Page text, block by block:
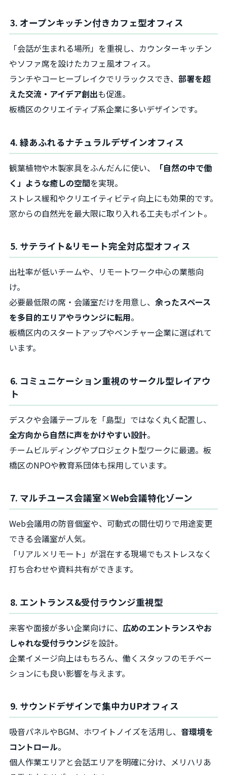
3. オープンキッチン付きカフェ型オフィス
「会話が生まれる場所」を重視し、カウンターキッチン
やソファ席を設けたカフェ風オフィス。
ランチやコーヒーブレイクでリラックスでき、 部署を超
えた交流・アイデア創出も促進。
板橋区のクリエイティブ系企業に多いデザインです。
4. 緑あふれるナチュラルデザインオフィス
観葉植物や木製家具をふんだんに使い、
「自然の中で働
く」ような癒しの空間を実現。
ストレス緩和やクリエイティビティ向上にも効果的です。
窓からの自然光を最大限に取り入れる工夫もポイント。
5. サテライト&リモート完全対応型オフィス
出社率が低いチームや、リモートワーク中心の業態向
け。
必要最低限の席・会議室だけを用意し、 余ったスペース
を多目的エリアやラウンジに転用。
板橋区内のスタートアップやベンチャー企業に選ばれて
います。
6. コミュニケーション重視のサークル型レイアウ
ト
デスクや会議テーブルを「島型」ではなく丸く配置し、
全方向から自然に声をかけやすい設計。
チームビルディングやプロジェクト型ワークに最適。板
橋区のNPOや教育系団体も採用しています。
7. マルチユース会議室×Web会議特化ゾーン
Web会議用の防音個室や、可動式の間仕切りで用途変更
できる会議室が人気。
「リアル×リモート」が混在する現場でもストレスなく
打ち合わせや資料共有ができます。
8. エントランス&受付ラウンジ重視型
来客や面接が多い企業向けに、 広めのエントランスやお
しゃれな受付ラウンジを設計。
企業イメージ向上はもちろん、働くスタッフのモチベー
ションにも良い影響を与えます。
9. サウンドデザインで集中力UPオフィス
吸音パネルやBGM、ホワイトノイズを活用し、 音環境を
コントロール。
個人作業エリアと会話エリアを明確に分け、メリハリあ